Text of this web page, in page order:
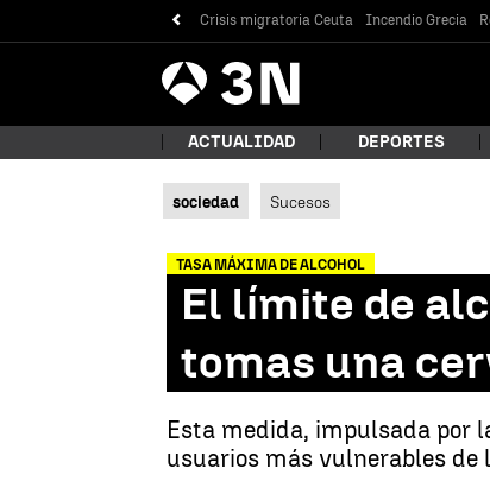
Crisis migratoria Ceuta Incendio Grecia
Antena
3 Noticias
ACTUALIDAD DEPORTES
sociedad Sucesos
TASA MÁXIMA DE ALCOHOL
El límite de
tomas una
Esta medida, impulsada por
usuarios más vulnerables de